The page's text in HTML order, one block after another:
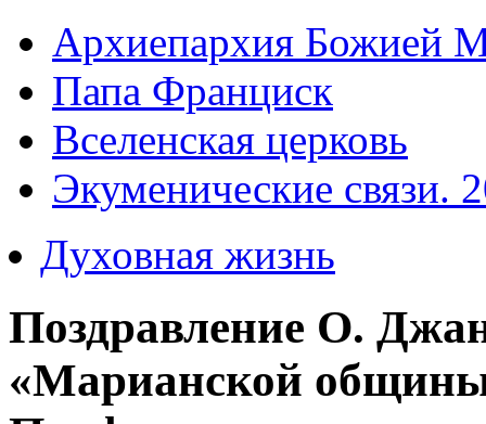
Архиепархия Божией
Папа Франциск
Вселенская церковь
Экуменические связи.
Духовная жизнь
Поздравление О.
«Марианской